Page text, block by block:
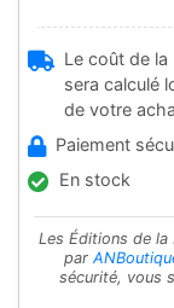
Le coût de la
sera calculé
de votre
Paiement
En stock
Les Éditions de
par
sécurité, vous